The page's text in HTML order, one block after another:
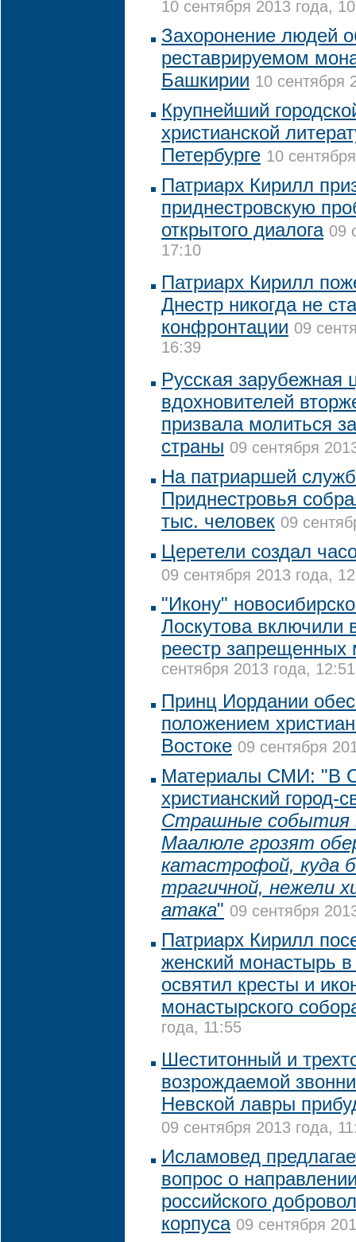
10 сентября 2013 года,
Захоронение людей
реставрируемом
Башкирии 10 сентября
Крупнейший
христианской
Петербурге 10
Патриарх Кирилл
приднестровскую
открытого диалога 09
17:10
Патриарх Кирилл
Днестр никогда не
конфронтации 09
16:39
Русская зарубежная
вдохновителей
призвала молиться
страны 09 сентября
На патриаршей
Приднестровья
тыс. человек 09
Церетели создал
09 сентября 2013 года,
"Икону"
Лоскутова включили
реестр запрещенных
сентября 2013 года, 12:51
Принц Иордании
положением
Востоке 09 сентября
Материалы СМИ: "В
христианский город-
Страшные события
Маалюле грозят
катастрофой, куда
трагичной, нежели
атака" 09 сентября
Патриарх Кирилл
женский монастырь
освятил кресты и
монастырского
года, 11:55
Шеститонный и
возрождаемой
Невской лавры
09 сентября 2013 года,
Исламовед
вопрос о
российского
корпуса 09 сентября